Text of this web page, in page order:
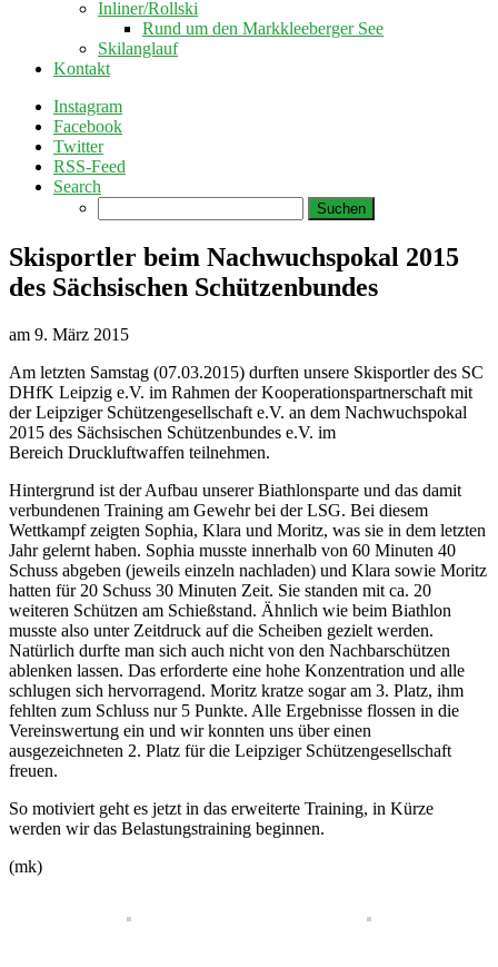
Inliner/Rollski
Rund um den Markkleeberger See
Skilanglauf
Kontakt
Instagram
Facebook
Twitter
RSS-Feed
Search
nach:
Skisportler beim Nachwuchspokal 2015
des Sächsischen Schützenbundes
am 9. März 2015
Am letzten Samstag (07.03.2015) durften unsere Skisportler des SC
DHfK Leipzig e.V. im Rahmen der Kooperationspartnerschaft mit
der Leipziger Schützengesellschaft e.V. an dem Nachwuchspokal
2015 des Sächsischen Schützenbundes e.V. im
Bereich Druckluftwaffen teilnehmen.
Hintergrund ist der Aufbau unserer Biathlonsparte und das damit
verbundenen Training am Gewehr bei der LSG. Bei diesem
Wettkampf zeigten Sophia, Klara und Moritz, was sie in dem letzten
Jahr gelernt haben. Sophia musste innerhalb von 60 Minuten 40
Schuss abgeben (jeweils einzeln nachladen) und Klara sowie Moritz
hatten für 20 Schuss 30 Minuten Zeit. Sie standen mit ca. 20
weiteren Schützen am Schießstand. Ähnlich wie beim Biathlon
musste also unter Zeitdruck auf die Scheiben gezielt werden.
Natürlich durfte man sich auch nicht von den Nachbarschützen
ablenken lassen. Das erforderte eine hohe Konzentration und alle
schlugen sich hervorragend. Moritz kratze sogar am 3. Platz, ihm
fehlten zum Schluss nur 5 Punkte. Alle Ergebnisse flossen in die
Vereinswertung ein und wir konnten uns über einen
ausgezeichneten 2. Platz für die Leipziger Schützengesellschaft
freuen.
So motiviert geht es jetzt in das erweiterte Training, in Kürze
werden wir das Belastungstraining beginnen.
(mk)